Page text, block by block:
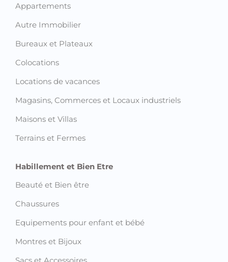
Appartements
Autre Immobilier
Bureaux et Plateaux
Colocations
Locations de vacances
Magasins, Commerces et Locaux industriels
Maisons et Villas
Terrains et Fermes
Habillement et Bien Etre
Beauté et Bien être
Chaussures
Equipements pour enfant et bébé
Montres et Bijoux
Sacs et Accessoires